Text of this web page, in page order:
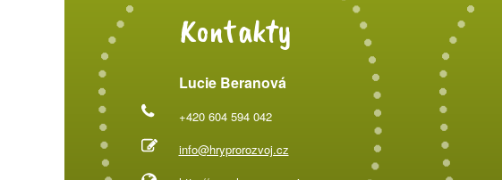
Kontakty
Lucie Beranová
+420 604 594 042
info@hryprorozvoj.cz